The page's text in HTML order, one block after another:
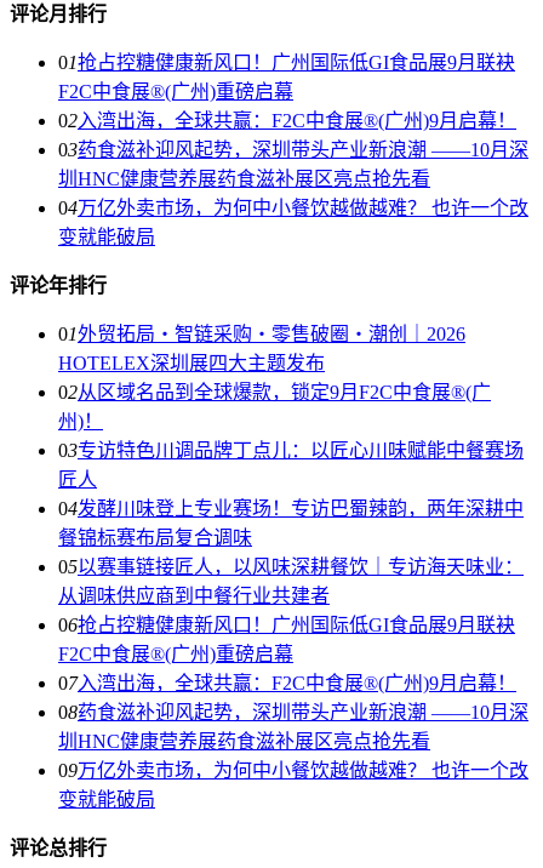
评论月排行
01抢占控糖健康新风口！广州国际低GI食品展9月联袂
F2C中食展®(广州)重磅启幕
02入湾出海，全球共赢：F2C中食展®(广州)9月启幕！
03药食滋补迎风起势，深圳带头产业新浪潮 ——10月深
圳HNC健康营养展药食滋补展区亮点抢先看
04万亿外卖市场，为何中小餐饮越做越难？ 也许一个改
变就能破局
评论年排行
01外贸拓局・智链采购・零售破圈・潮创｜2026
HOTELEX深圳展四大主题发布
02从区域名品到全球爆款，锁定9月F2C中食展®(广
州)！
03专访特色川调品牌丁点儿：以匠心川味赋能中餐赛场
匠人
04发酵川味登上专业赛场！专访巴蜀辣韵，两年深耕中
餐锦标赛布局复合调味
05以赛事链接匠人，以风味深耕餐饮｜专访海天味业：
从调味供应商到中餐行业共建者
06抢占控糖健康新风口！广州国际低GI食品展9月联袂
F2C中食展®(广州)重磅启幕
07入湾出海，全球共赢：F2C中食展®(广州)9月启幕！
08药食滋补迎风起势，深圳带头产业新浪潮 ——10月深
圳HNC健康营养展药食滋补展区亮点抢先看
09万亿外卖市场，为何中小餐饮越做越难？ 也许一个改
变就能破局
评论总排行